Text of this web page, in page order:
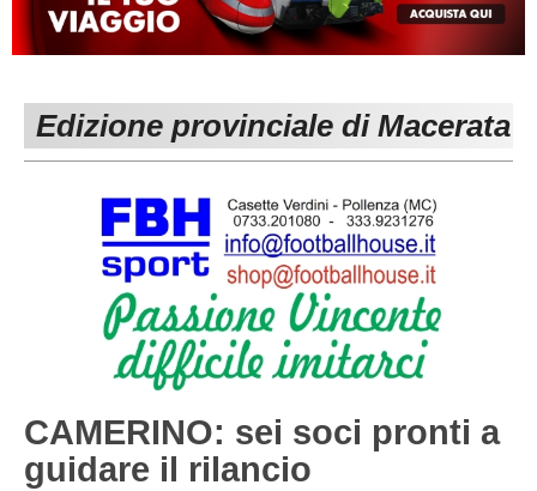
MACERATA
Carica la tua Rosa
ECCELLENZA
1^ CATEGORIA
3^ CATEGORIA
GIOVANILI
REGIONALI
Edizione provinciale di Macerata
CAMERINO: sei soci pronti a
guidare il rilancio